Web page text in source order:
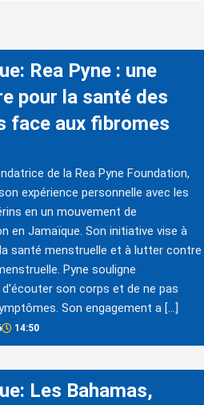
Rea Pyne : une
pour la santé des
face aux fibromes
de la Rea Pyne Foundation,
expérience personnelle avec les
en un mouvement de
en Jamaïque. Son initiative vise à
santé menstruelle et à lutter contre
Pyne souligne
son corps et de ne pas
Son engagement a […]
14:50
Les Bahamas,